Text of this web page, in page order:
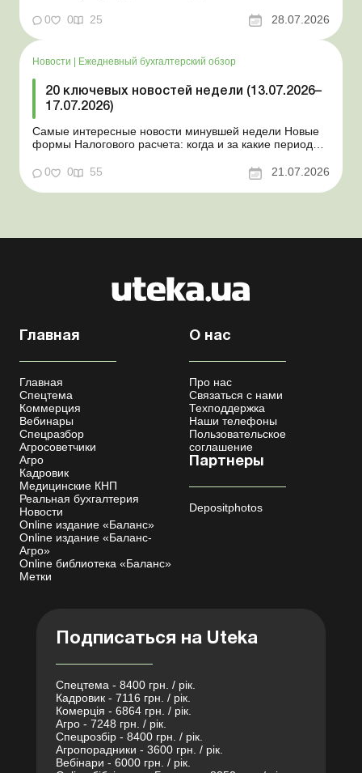
новость о создании координационного центра по
статус «в розыске»: что нужно знать работодателям
Закон о ВПЛ: ка...
0 0 25 28.07.2026
Новости Ежедневный бухгалтерский обзор
20 ключевых новостей недели (13.07.2026–
17.07.2026)
Самые интересные новости минувшей недели Новые
формы Налогового расчета: когда и за какие периоды
переоформления отсрочки от призыва во время
Координационный центр по организации
0 0 55 21.07.2026
Главная
Главная
Спецтема
Коммерция
Вебинары
Спецразбор
Агросоветчики
Агро
Кадровик
Медицинские КНП
Реальная бухгалтерия
Новости
Online издание «Баланс»
Online издание «Баланс-
Агро»
Online библиотека «Баланс»
Метки
О нас
Про нас
Связаться с нами
Техподдержка
Наши телефоны
Пользовательское
соглашение
Партнеры
Depositphotos
Подписаться на Uteka
Спецтема - 8400 грн. / рік.
Кадровик - 7116 грн. / рік.
Комерція - 6864 грн. / рік.
Агро - 7248 грн. / рік.
Спецрозбір - 8400 грн. / рік.
Агропорадники - 3600 грн. / рік.
Вебінари - 6000 грн. / рік.